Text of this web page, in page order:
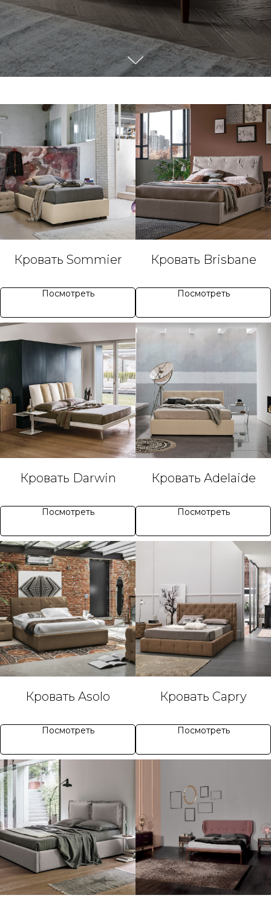
Кровать Sommier
Посмотреть
Кровать Brisbane
Посмотреть
Кровать Darwin
Посмотреть
Кровать Adelaide
Посмотреть
Кровать Asolo
Посмотреть
Кровать Capry
Посмотреть